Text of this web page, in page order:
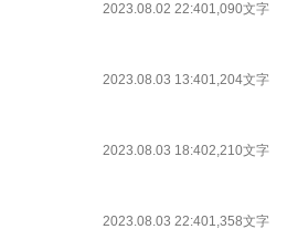
2023.08.02 22:401,090文字
2023.08.03 13:401,204文字
2023.08.03 18:402,210文字
2023.08.03 22:401,358文字